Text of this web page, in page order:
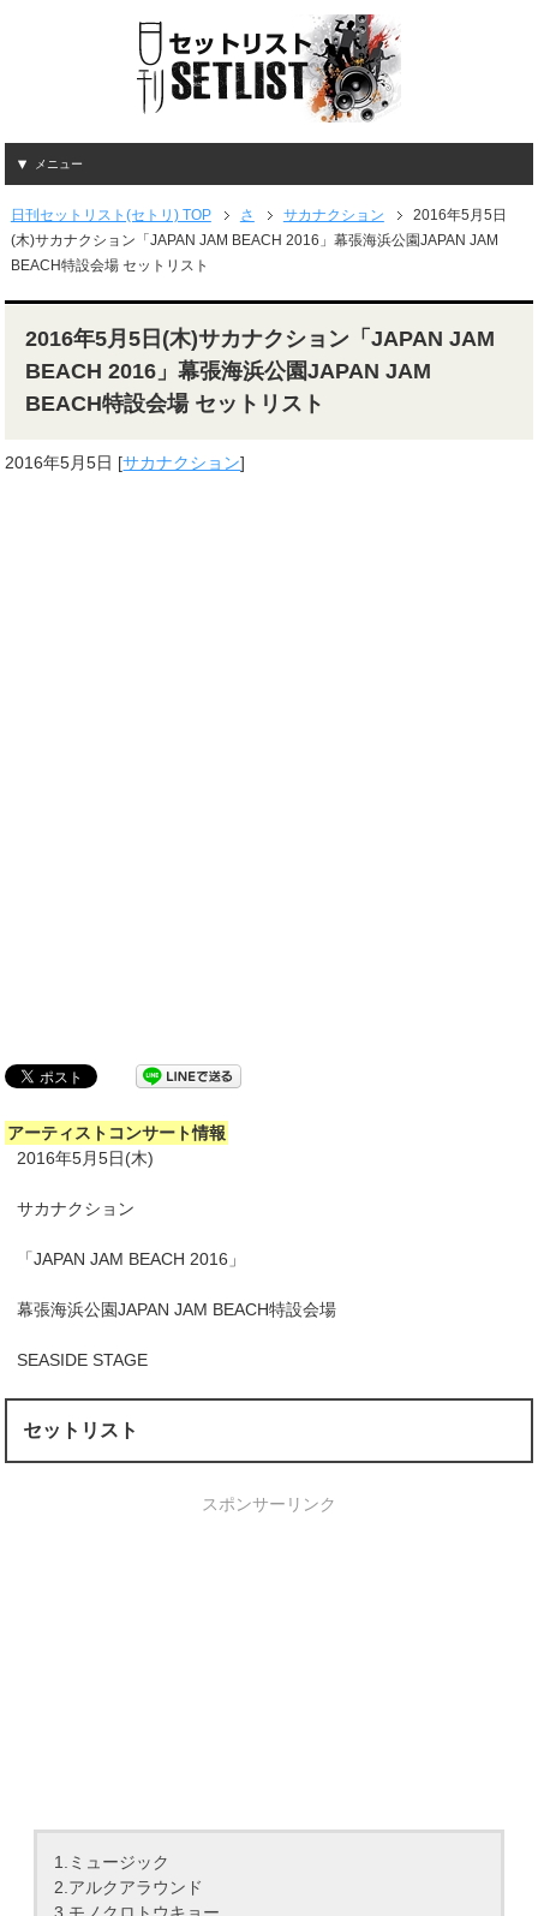
メニュー
日刊セットリスト(セトリ) TOP さ サカナクション
2016年5月5日
(木)サカナクション「JAPAN JAM BEACH 2016」幕張海浜公園JAPAN JAM
BEACH特設会場 セットリスト
2016年5月5日(木)サカナクション「JAPAN JAM
BEACH 2016」幕張海浜公園JAPAN JAM
BEACH特設会場 セットリスト
2016年5月5日 [サカナクション]
アーティストコンサート情報
2016年5月5日(木)
サカナクション
「JAPAN JAM BEACH 2016」
幕張海浜公園JAPAN JAM BEACH特設会場
SEASIDE STAGE
セットリスト
スポンサーリンク
1.ミュージック
2.アルクアラウンド
3.モノクロトウキョー